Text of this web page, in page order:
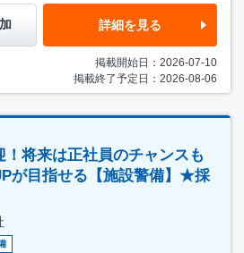
詳細を見る
掲載開始日：2026-07-10
掲載終了予定日：2026-08-06
！将来は正社員のチャンスも
が目指せる【施設警備】★採